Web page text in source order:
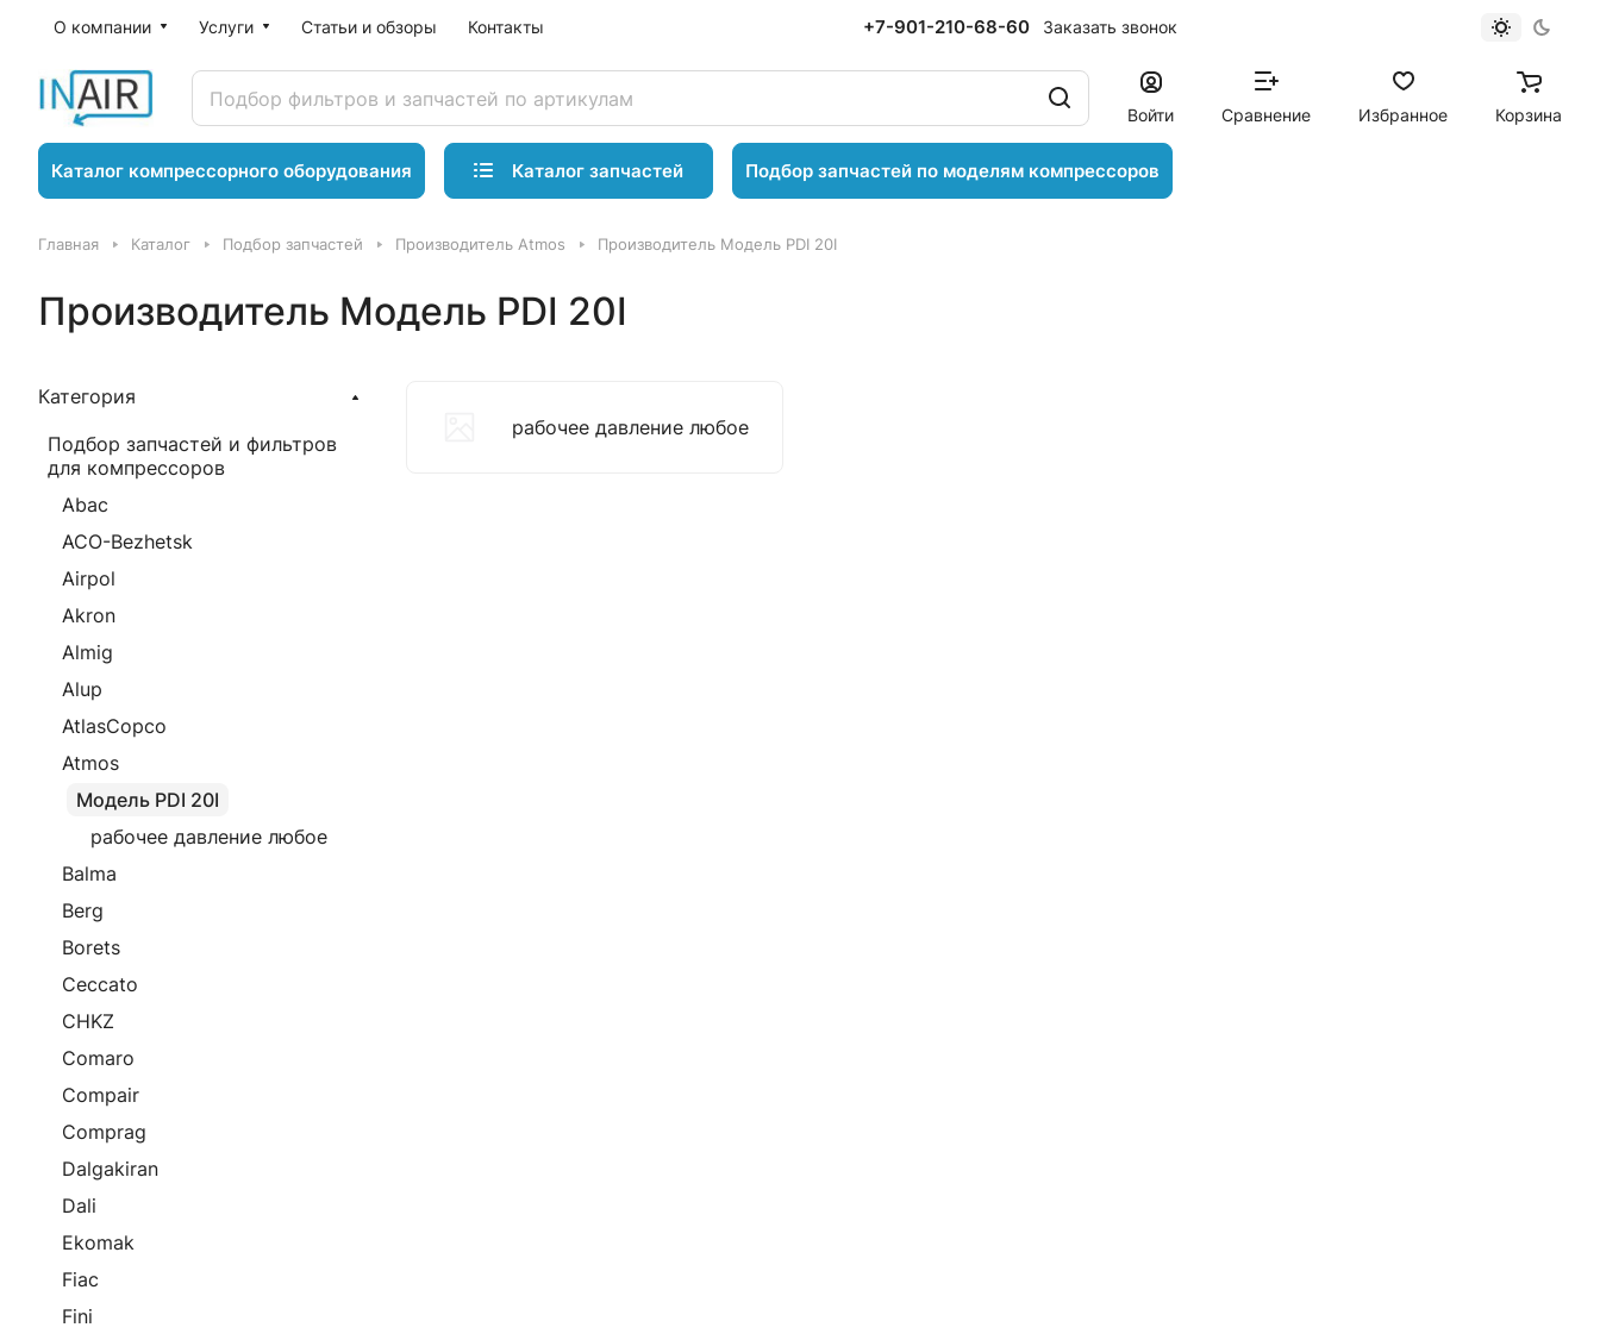
О компании Услуги Статьи и обзоры Контакты +7-901-210-68-60 Заказать звонок
Войти Сравнение Избранное Корзина
Каталог компрессорного оборудования Каталог запчастей Подбор запчастей по моделям компрессоров
Главная Каталог Подбор запчастей Производитель Atmos Производитель Модель PDI 20I
Производитель Модель PDI 20I
рабочее давление любое
Категория
Подбор запчастей и фильтров
для компрессоров
Abac
ACO-Bezhetsk
Airpol
Akron
Almig
Alup
AtlasCopco
Atmos
Модель PDI 20I
рабочее давление любое
Balma
Berg
Borets
Ceccato
CHKZ
Comaro
Compair
Comprag
Dalgakiran
Dali
Ekomak
Fiac
Fini